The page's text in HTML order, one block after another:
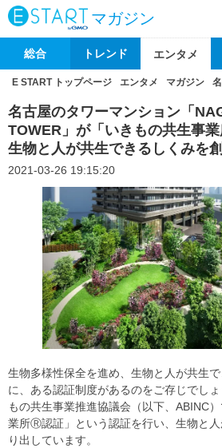
マガジン
総合 トレンド エンタメ
E START トップページ エンタメ マガジン
名古屋のタワーマンション「
TOWER」が「いきもの共生事
生物と人が共生できるしくみを
2021-03-26 19:15:20
生物多様性保全を進め、生物と人が共生
に、ある認証制度があるのをご存じでし
もの共生事業推進協議会（以下、ABINC
業所Ⓡ認証」という認証を行い、生物と
り出しています。